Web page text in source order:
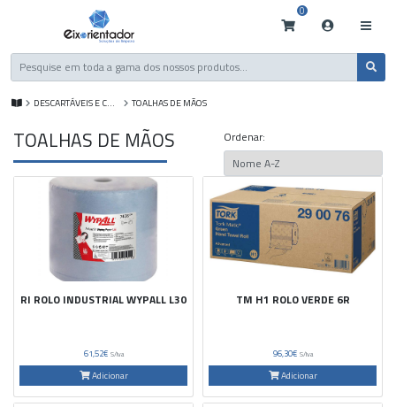
0
DESCARTÁVEIS E CONSUMÍVEIS TOALHAS DE MÃOS
TOALHAS DE MÃOS Ordenar:
RI ROLO INDUSTRIAL WYPALL L30
61,52€ S/Iva
Adicionar
TM H1 ROLO VERDE 6R
96,30€ S/Iva
Adicionar